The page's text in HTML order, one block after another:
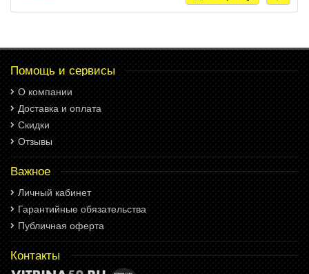
Помощь и сервисы
О компании
Доставка и оплата
Скидки
Отзывы
Важное
Личный кабинет
Гарантийные обязательства
Публичная оферта
Контакты